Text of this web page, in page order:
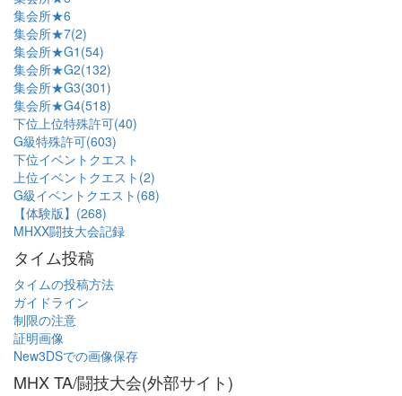
集会所★6
集会所★7(2)
集会所★G1(54)
集会所★G2(132)
集会所★G3(301)
集会所★G4(518)
下位上位特殊許可(40)
G級特殊許可(603)
下位イベントクエスト
上位イベントクエスト(2)
G級イベントクエスト(68)
【体験版】(268)
MHXX闘技大会記録
タイム投稿
タイムの投稿方法
ガイドライン
制限の注意
証明画像
New3DSでの画像保存
MHX TA/闘技大会(外部サイト)